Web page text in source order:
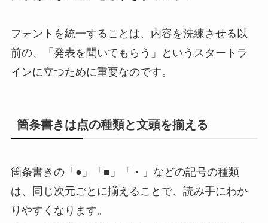
フォントを統一することは、内容を洗練させる以
前の、「発表を聞いてもらう」というスタートラ
インに立つために重要なのです。
箇条書きは点の種類と文頭を揃える
箇条書きの「●」「■」「・」などの記号の種類
は、同じ次元ごとに揃えることで、読み手にわか
りやすくなります。